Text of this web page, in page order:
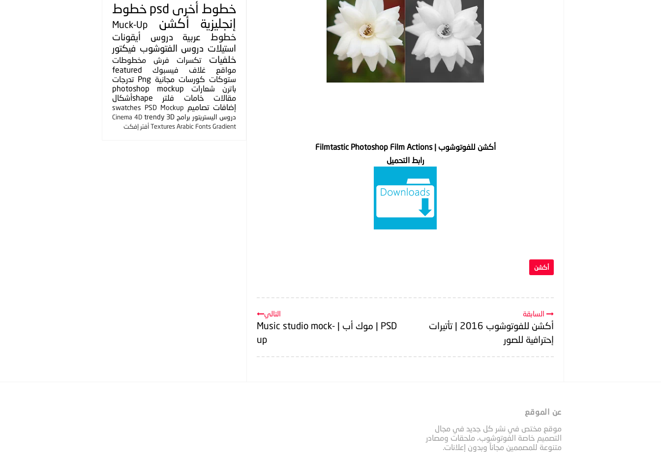
أكشن للفوتوشوب | Filmtastic Photoshop Film Actions
رابط التحميل
أكشن
التالي
PSD | موك أب | Music studio mock-
up
السابقة
أكشن للفوتوشوب 2016 | تأتيرات
إحترافية للصور
خطوط أخرى psd خطوط
إنجليزية
أكشن
Muck-Up
خطوط عربية
دروس
أيقونات
استيلات دروس الفتوشوب فيكتور
خلفيات
تكسرات فرش
مخطوطات
مواقع
غلاف فيسبوك
featured
ستوكات كورسات مجانية Png تدرجات
باترن
شعارات
photoshop mockup
مقالات
خامات فلتر
shapeأشكال
إضافات تصاميم PSD Mockup
swatches
دروس اليستريتور برامج 3D
trendy
Cinema 4D
Gradient
Arabic Fonts
Texturesأفتر إفكت
عن الموقع
موقع مختص في نشر كل جديد في مجال
التصميم خاصة الفوتوشوب، ملحقات ومصادر
متنوعة للمصممين مجاناً وبدون إعلانات.